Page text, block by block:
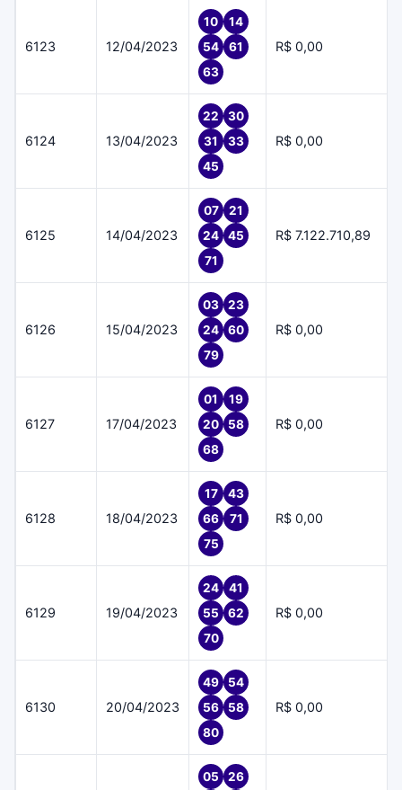
6123 12/04/2023
10
14
54
61
63
R$ 0,00
6124 13/04/2023
22
30
31
33
45
R$ 0,00
6125 14/04/2023
07
21
24
45
71
R$ 7.122.710,89
6126 15/04/2023
03
23
24
60
79
R$ 0,00
6127 17/04/2023
01
19
20
58
68
R$ 0,00
6128 18/04/2023
17
43
66
71
75
R$ 0,00
6129 19/04/2023
24
41
55
62
70
R$ 0,00
6130 20/04/2023
49
54
56
58
80
R$ 0,00
05 26